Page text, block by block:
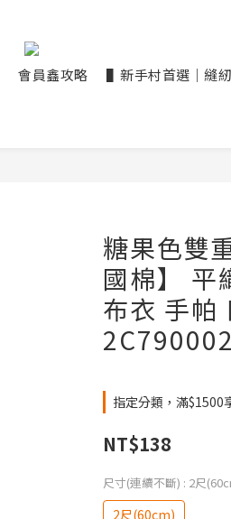
會員鑫攻略
▌新手村首選｜縫
糖果色雙
國棉】 平
布衣 手帕
2C790002
指定分類，滿$1500
NT$138
尺寸(連續不斷) : 2尺
2尺(60cm)